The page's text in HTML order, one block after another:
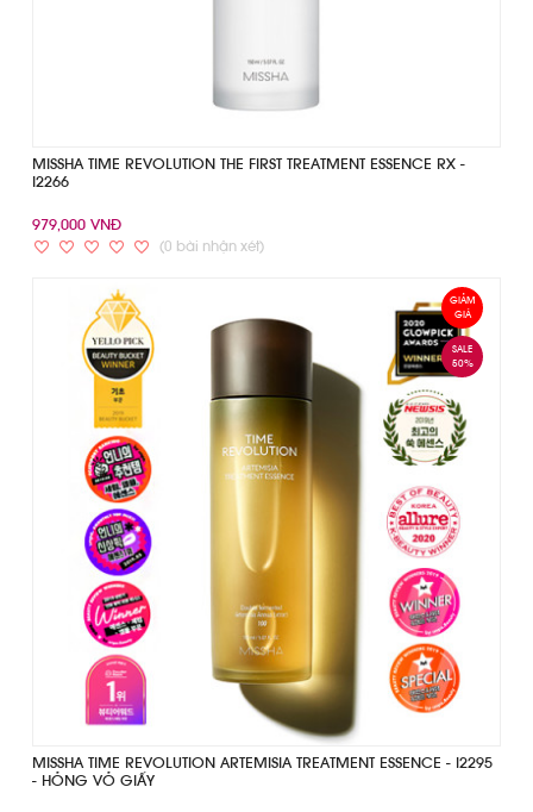
MISSHA TIME REVOLUTION THE FIRST TREATMENT ESSENCE RX -
I2266
979,000 VNĐ
(0 bài nhận xét)
MISSHA TIME REVOLUTION ARTEMISIA TREATMENT ESSENCE - I2295
- HỎNG VỎ GIẤY
GIẢM
GIÁ
SALE
50%